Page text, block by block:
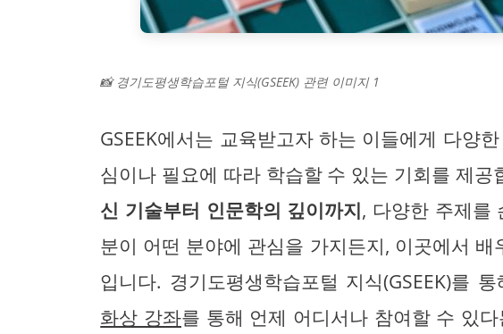
📸 경기도평생학습포털 지식(GSEEK) 관련 이미지 1
GSEEK에서는 교육받고자 하는 이들에게 다양
심이나 필요에 따라 학습할 수 있는 기회를 제공
신 기술부터 인문학의 깊이까지, 다양한 주제를
분이 어떤 분야에 관심을 가지든지, 이곳에서
입니다. 경기도평생학습포털 지식(GSEEK)를
화상 강좌를 통해 언제 어디서나 참여할 수 있